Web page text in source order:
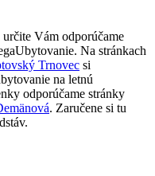
určite Vám odporúčame
Na stránkach
Trnovec si
na letnú
odporúčame stránky
. Zaručene si tu